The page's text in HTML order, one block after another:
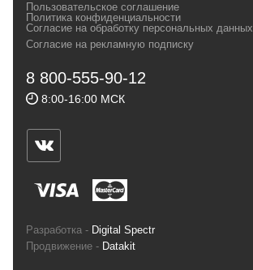
и взыскательных путешественников,
спортсменов и отдыхающих.
Геннадьевич
ИНН 590300057023 ОГРН 304590319000121
ул.Советская, 25, магазин Басег.
Тел./факс (342) 2101242
Пользовательское соглашение
Политика конфиденциальности
Согласие на обработку персональных данных
Согласие на рекламную подписку
8 800-555-90-12
8:00-16:00 МСК
Разработка - Digital Spectr
Продвижение - Datakit